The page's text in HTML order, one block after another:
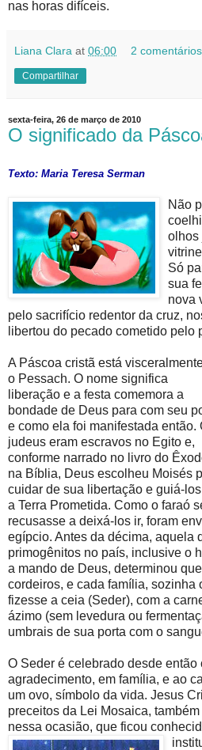
nas horas difíceis.
Liana Clara at 06:00 2
Compartilhar
sexta-feira, 26 de março de 2010
O significado da
Texto: Maria Teresa Serman
Não
olhos
Só
sua
nova
pelo sacrifício redentor da cruz,
libertou do pecado cometido pelo
A Páscoa cristã está
o Pessach. O nome significa
liberação e a festa comemora a
bondade de Deus para com seu
e como ela foi manifestada então.
judeus eram escravos no Egito e,
conforme narrado no livro do
na Bíblia, Deus escolheu Moisés
cuidar de sua libertação e guiá-
a Terra Prometida. Como o faraó
recusasse a deixá-los ir, foram
egípcio. Antes da décima, aquela
primogênitos no país, inclusive o
a mando de Deus, determinou
cordeiros, e cada família, sozinha
fizesse a ceia (Seder), com a
ázimo (sem levedura ou
umbrais de sua porta com o
O Seder é celebrado desde então
agradecimento, em família, e ao
um ovo, símbolo da vida. Jesus
preceitos da Lei Mosaica,
nessa ocasião, que ficou